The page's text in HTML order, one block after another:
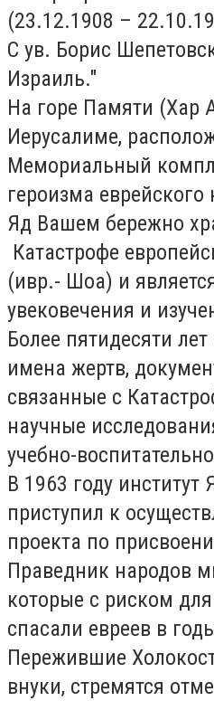
(23.12.1908 –
С ув. Борис
Израиль."
На горе Памяти (Хар
Иерусалиме,
Мемориальный
героизма
Яд Вашем бережно
Катастрофе
(ивр.- Шоа) и
увековечения и
Более пятидесяти
имена жертв,
связанные с
научные
учебно-
В 1963 году
приступил к
проекта по
Праведник народов
которые с риском
спасали евреев в
Пережившие
внуки, стремятся